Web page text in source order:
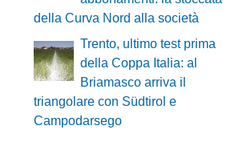
della Curva Nord alla società
Trento, ultimo test prima
della Coppa Italia: al
Briamasco arriva il
triangolare con Südtirol e
Campodarsego